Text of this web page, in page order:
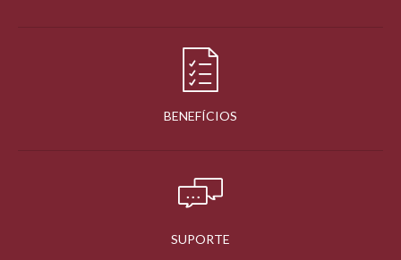
BENEFÍCIOS
SUPORTE